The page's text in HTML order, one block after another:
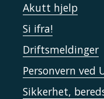
Akutt hjelp
Si ifra!
Driftsmeldinger
Personvern ved
Sikkerhet,